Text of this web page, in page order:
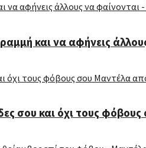
και να αφήνεις
σου και όχι τους